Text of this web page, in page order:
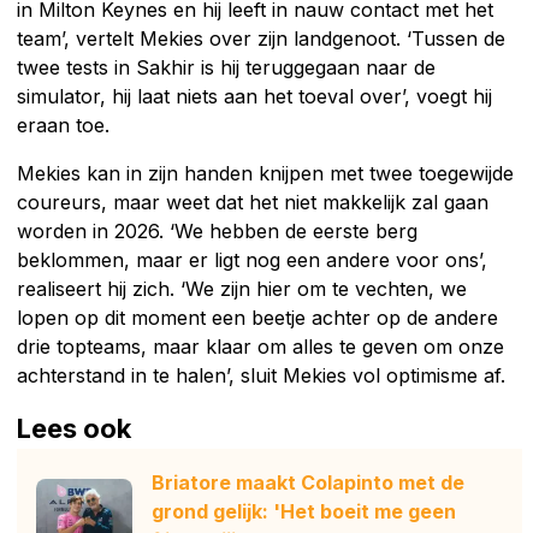
in Milton Keynes en hij leeft in nauw contact met het
team’, vertelt Mekies over zijn landgenoot. ‘Tussen de
twee tests in Sakhir is hij teruggegaan naar de
simulator, hij laat niets aan het toeval over’, voegt hij
eraan toe.
Mekies kan in zijn handen knijpen met twee toegewijde
coureurs, maar weet dat het niet makkelijk zal gaan
worden in 2026. ‘We hebben de eerste berg
beklommen, maar er ligt nog een andere voor ons’,
realiseert hij zich. ‘We zijn hier om te vechten, we
lopen op dit moment een beetje achter op de andere
drie topteams, maar klaar om alles te geven om onze
achterstand in te halen’, sluit Mekies vol optimisme af.
Lees ook
Briatore maakt Colapinto met de
grond gelijk: 'Het boeit me geen